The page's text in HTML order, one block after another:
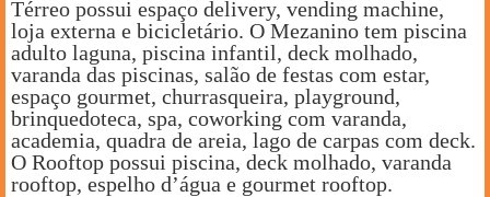
Térreo possui espaço delivery, vending machine,
loja externa e bicicletário. O Mezanino tem piscina
adulto laguna, piscina infantil, deck molhado,
varanda das piscinas, salão de festas com estar,
espaço gourmet, churrasqueira, playground,
brinquedoteca, spa, coworking com varanda,
academia, quadra de areia, lago de carpas com deck.
O Rooftop possui piscina, deck molhado, varanda
rooftop, espelho d’água e gourmet rooftop.